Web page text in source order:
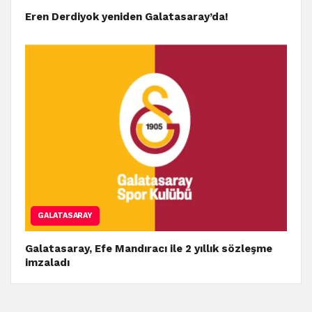
Eren Derdiyok yeniden Galatasaray’da!
GALATASARAY
Galatasaray, Efe Mandıracı ile 2 yıllık sözleşme
imzaladı